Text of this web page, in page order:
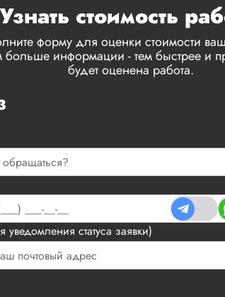
Узнать стоимость
форму для оценки стоимости
больше информации - тем быстрее и
будет оценена работа.
уведомления статуса заявки)